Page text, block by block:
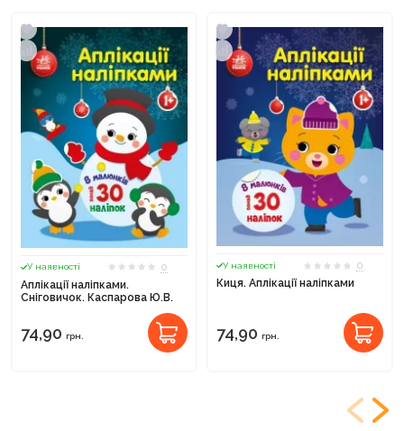
У наявності
0
Аплікації наліпками.
Сніговичок. Каспарова Ю.В.
74,90 грн.
У наявності
0
Киця. Аплікації наліпками
74,90 грн.